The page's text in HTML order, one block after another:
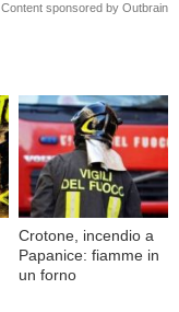
Content sponsored by Outbrain
Crotone, incendio a
Papanice: fiamme in
un forno